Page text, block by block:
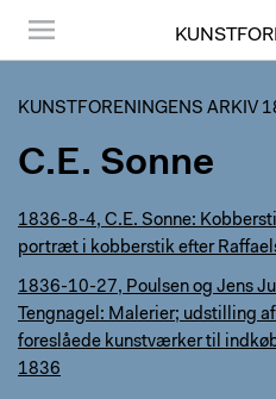
KUNSTFORENINGENS ARKIV
C.E. Sonne
1836-8-4, C.E. Sonne:
portræt i kobberstik efter
1836-10-27, Poulsen og Jens
Tengnagel: Malerier; udstilling
foreslåede kunstværker til
1836